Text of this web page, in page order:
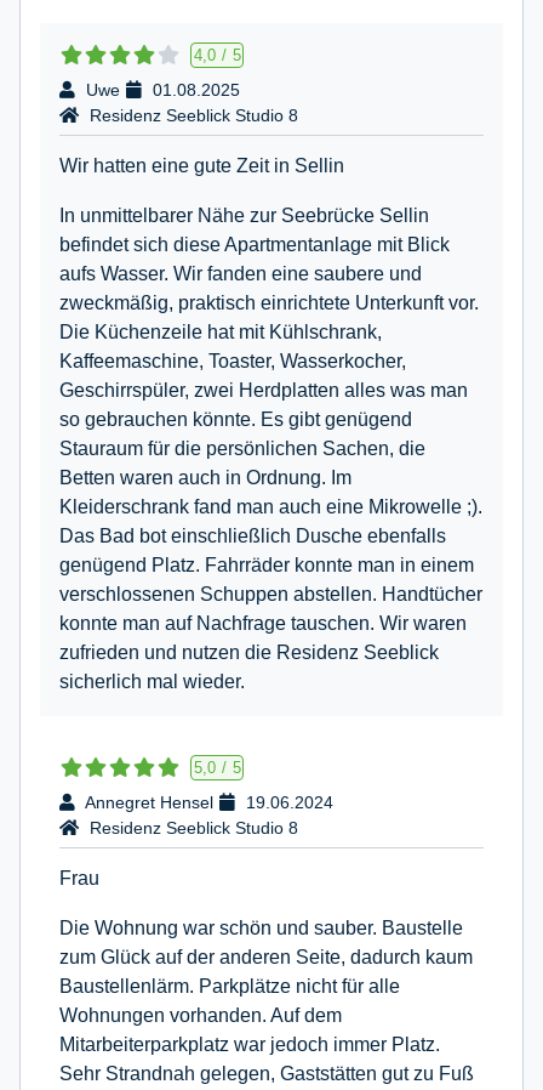
4,0 / 5
Uwe
01.08.2025
Residenz Seeblick Studio 8
Wir hatten eine gute Zeit in Sellin
In unmittelbarer Nähe zur Seebrücke Sellin
befindet sich diese Apartmentanlage mit Blick
aufs Wasser. Wir fanden eine saubere und
zweckmäßig, praktisch einrichtete Unterkunft vor.
Die Küchenzeile hat mit Kühlschrank,
Kaffeemaschine, Toaster, Wasserkocher,
Geschirrspüler, zwei Herdplatten alles was man
so gebrauchen könnte. Es gibt genügend
Stauraum für die persönlichen Sachen, die
Betten waren auch in Ordnung. Im
Kleiderschrank fand man auch eine Mikrowelle ;).
Das Bad bot einschließlich Dusche ebenfalls
genügend Platz. Fahrräder konnte man in einem
verschlossenen Schuppen abstellen. Handtücher
konnte man auf Nachfrage tauschen. Wir waren
zufrieden und nutzen die Residenz Seeblick
sicherlich mal wieder.
5,0 / 5
Annegret Hensel
19.06.2024
Residenz Seeblick Studio 8
Frau
Die Wohnung war schön und sauber. Baustelle
zum Glück auf der anderen Seite, dadurch kaum
Baustellenlärm. Parkplätze nicht für alle
Wohnungen vorhanden. Auf dem
Mitarbeiterparkplatz war jedoch immer Platz.
Sehr Strandnah gelegen, Gaststätten gut zu Fuß